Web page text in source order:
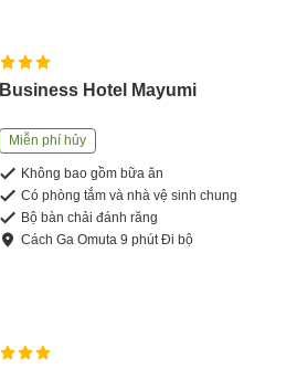
Business Hotel Mayumi
Miễn phí hủy
Không bao gồm bữa ăn
Có phòng tắm và nhà vệ sinh chung
Bộ bàn chải đánh răng
CáchGa Omuta 9 phútĐi bộ